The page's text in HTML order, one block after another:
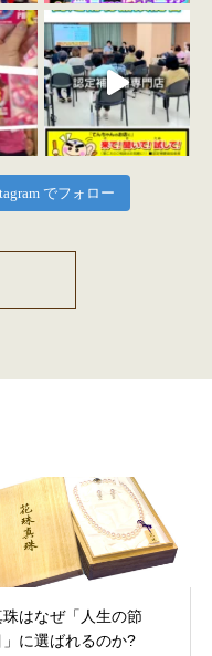
でフォロー
珠はなぜ「人生の節
」に選ばれるのか?